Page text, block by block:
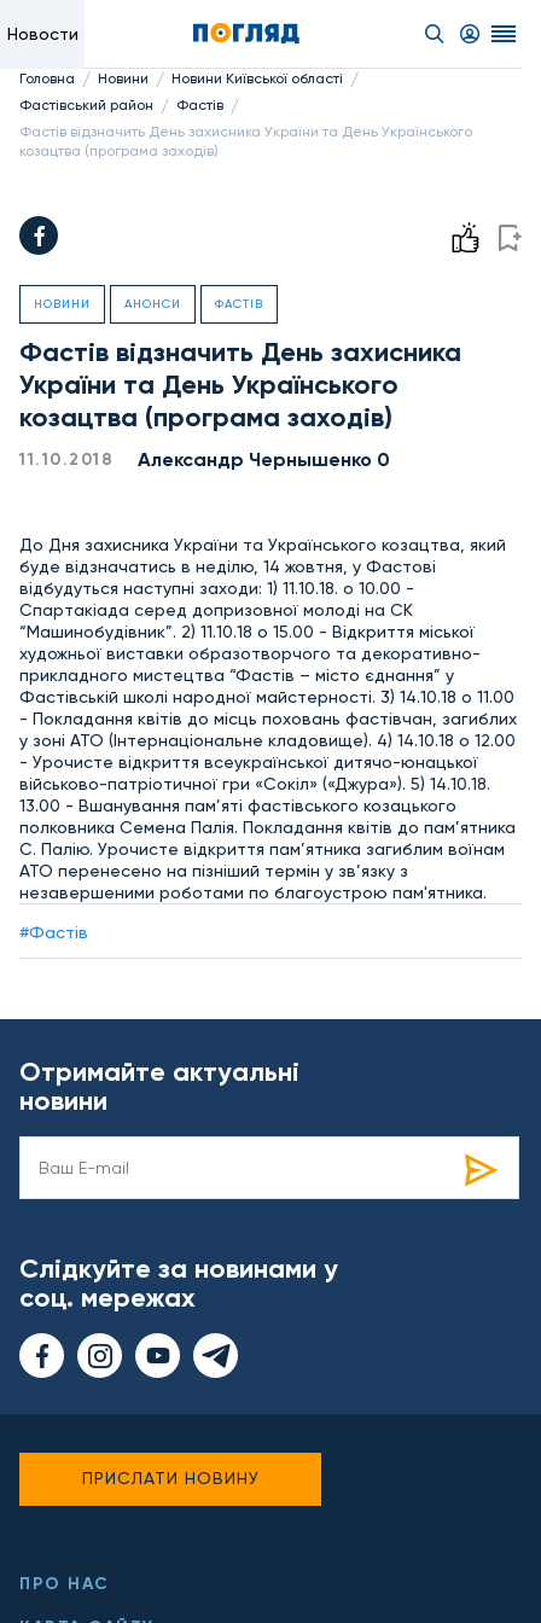
Новости
Головна / Новини / Новини Київської області /
Фастівський район / Фастів /
Фастів відзначить День захисника України та День Українського
козацтва (програма заходів)
НОВИНИ АНОНСИ ФАСТІВ
Фастів відзначить День захисника
України та День Українського
козацтва (програма заходів)
11.10.2018 Александр Чернышенко 0
До Дня захисника України та Українського козацтва, який
буде відзначатись в неділю, 14 жовтня, у Фастові
відбудуться наступні заходи: 1) 11.10.18. о 10.00 -
Спартакіада серед допризовної молоді на СК
“Машинобудівник”. 2) 11.10.18 о 15.00 - Відкриття міської
художньої виставки образотворчого та декоративно-
прикладного мистецтва “Фастів – місто єднання” у
Фастівській школі народної майстерності. 3) 14.10.18 о 11.00
- Покладання квітів до місць поховань фастівчан, загиблих
у зоні АТО (Інтернаціональне кладовище). 4) 14.10.18 о 12.00
- Урочисте відкриття всеукраїнської дитячо-юнацької
військово-патріотичної гри «Сокіл» («Джура»). 5) 14.10.18.
13.00 - Вшанування пам’яті фастівського козацького
полковника Семена Палія. Покладання квітів до пам’ятника
С. Палію. Урочисте відкриття пам’ятника загиблим воїнам
АТО перенесено на пізніший термін у зв’язку з
незавершеними роботами по благоустрою пам'ятника.
#Фастів
Отримайте актуальні
новини
Слідкуйте за новинами у
соц. мережах
ПРО НАС
ПРИСЛАТИ НОВИНУ